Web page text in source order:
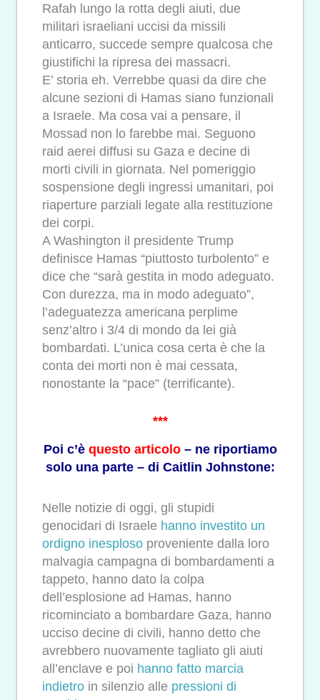
Rafah lungo la rotta degli aiuti, due
militari israeliani uccisi da missili
anticarro, succede sempre qualcosa che
giustifichi la ripresa dei massacri.
E’ storia eh. Verrebbe quasi da dire che
alcune sezioni di Hamas siano funzionali
a Israele. Ma cosa vai a pensare, il
Mossad non lo farebbe mai. Seguono
raid aerei diffusi su Gaza e decine di
morti civili in giornata. Nel pomeriggio
sospensione degli ingressi umanitari, poi
riaperture parziali legate alla restituzione
dei corpi.
A Washington il presidente Trump
definisce Hamas “piuttosto turbolento” e
dice che “sarà gestita in modo adeguato.
Con durezza, ma in modo adeguato”,
l’adeguatezza americana perplime
senz’altro i 3/4 di mondo da lei già
bombardati. L’unica cosa certa è che la
conta dei morti non è mai cessata,
nonostante la “pace” (terrificante).
***
Poi c’è questo articolo– ne riportiamo
solo una parte – di Caitlin Johnstone:
Nelle notizie di oggi, gli stupidi
genocidari di Israele hanno investito un
ordigno inesploso proveniente dalla loro
malvagia campagna di bombardamenti a
tappeto, hanno dato la colpa
dell’esplosione ad Hamas, hanno
ricominciato a bombardare Gaza, hanno
ucciso decine di civili, hanno detto che
avrebbero nuovamente tagliato gli aiuti
all’enclave e poi hanno fatto marcia
indietro in silenzio alle pressioni di